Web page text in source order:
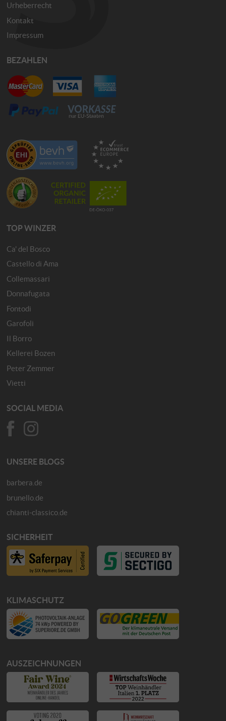
Urheberrecht
Kontakt
Impressum
BEZAHLEN
TOP WINZER
Ca' del Bosco
Castello di Ama
Collemassari
Donnafugata
Fontodi
Garofoli
Il Borro
Kellerei Bozen
Peter Zemmer
Vietti
SOCIAL MEDIA
UNSERE BLOGS
barbera.de
brunello.de
chianti-classico.de
SICHERHEIT
KLIMASCHUTZ
AUSZEICHNUNGEN